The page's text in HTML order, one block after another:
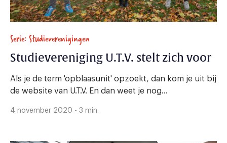
Serie: Studieverenigingen
Studievereniging U.T.V. stelt zich voor
Als je de term 'opblaasunit' opzoekt, dan kom je uit bij
de website van U.T.V. En dan weet je nog...
4 november 2020 - 3 min.